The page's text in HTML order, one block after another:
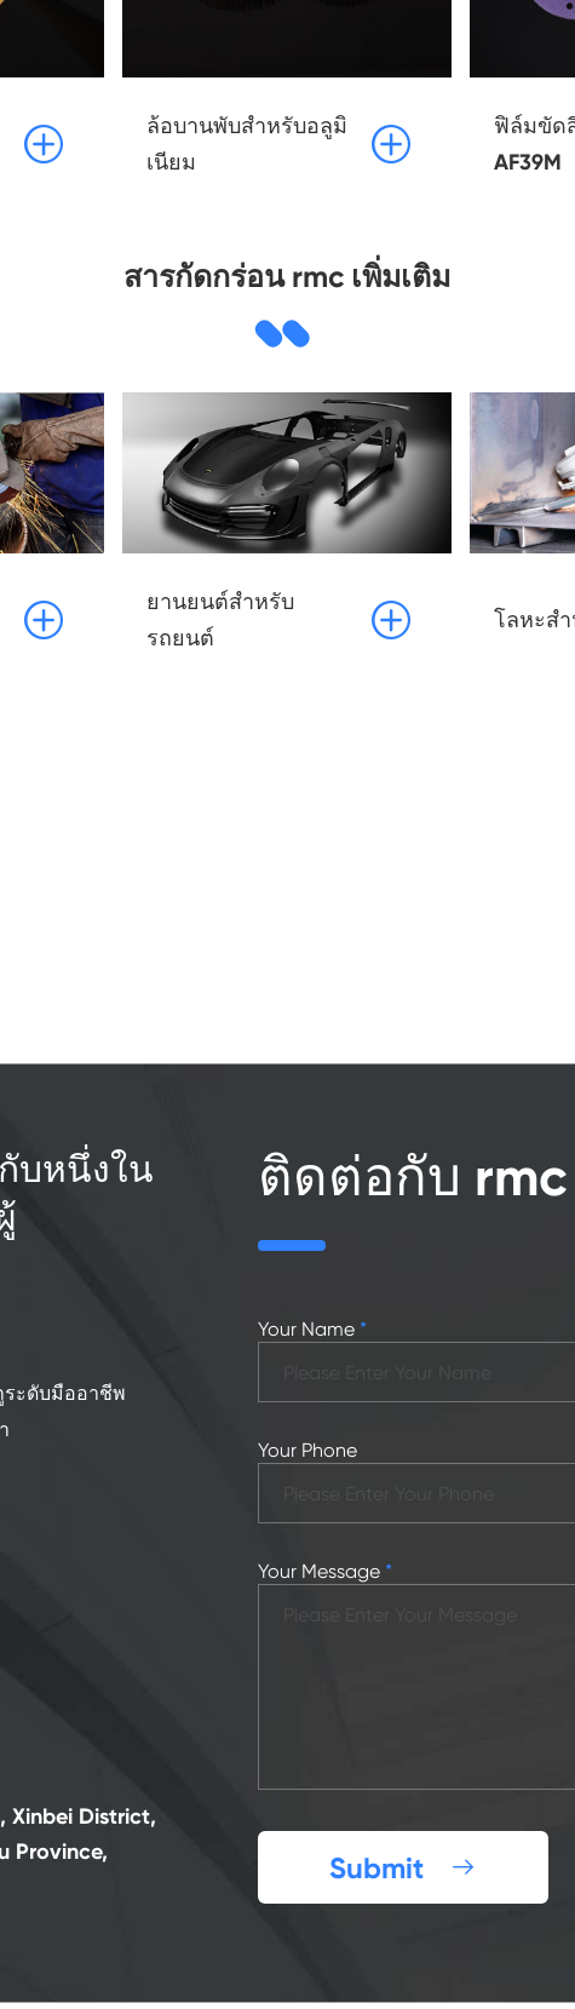

ล้อบานพับสำหรับอลูมิ
เนียม

ฟิล์มขัด
AF39M
สารกัดกร่อน rmc เพิ่มเติม

ยานยนต์สำหรับ
รถยนต์
 โลหะส
บหนึ่งใน
ระดับมืออาชีพ
Xinbei District,
Province,
ติดต่อกับ rmc
Your Name *
Your Phone
Your Message *
Submit 